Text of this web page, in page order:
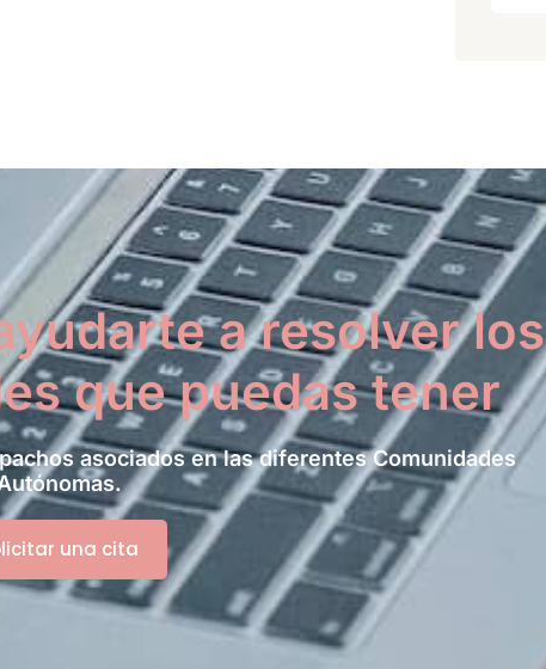
a resolver los
que puedas tener
asociados en las diferentes Comunidades
una cita